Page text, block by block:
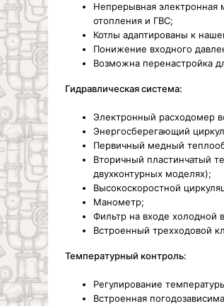
Непрерывная
отопления и ГВС;
Котлы адаптированы к
Понижение входного
Возможна перенастройка
Гидравлическая система:
Электронный расходомер
Энергосберегающий
Первичный медный
Вторичный пластинчатый
двухконтурных моделях);
Высокоскоростной
Манометр;
Фильтр на входе холодной
Встроенный трехходовой
Температурный контроль:
Регулирование
Встроенная